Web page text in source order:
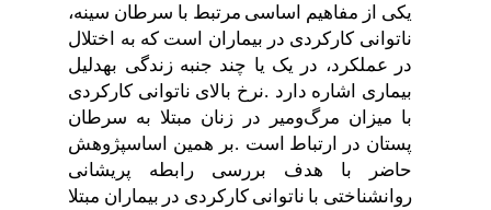
یکی از مفاهیم اساسی مرتبط با سرطان سینه،
ناتوانی کارکردی در بیماران است که به اختلال
در
عملکرد، در یک یا چند جنبه زندگی بهدلیل
بیماری اشاره دارد . نرخ بالای ناتوانی کارکردی
میزان مرگومیر در زنان مبتلا به سرطان
پستان در ارتباط است. بر همین اساسپژوهش
حاضر
هدف بررسی رابطه
پریشانی
روانشناختی با ناتوانی کارکردیدربیمارانمبتلا